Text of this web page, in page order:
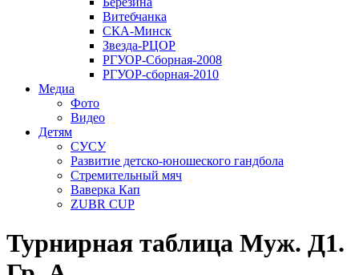
Витебчанка
СКА-Минск
Звезда-РЦОР
РГУОР-Сборная-2008
РГУОР-сборная-2010
Медиа
Фото
Видео
Детям
СУСУ
Развитие детско-юношеского гандбола
Стремительный мяч
Ваверка Кап
ZUBR CUP
Турнирная таблица Муж. Д1.